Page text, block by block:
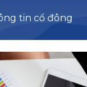
tin cổ đông